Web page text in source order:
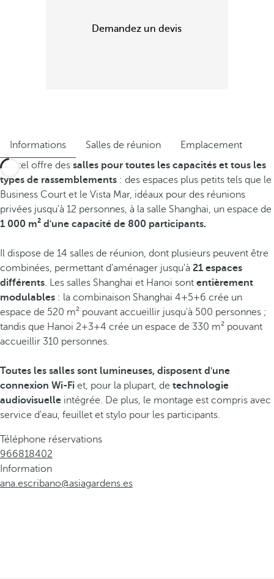
Demandez un devis
Informations Salles de réunion
Emplacement
L'hôtel offre des salles pour toutes les capacités et tous les
types de rassemblements : des espaces plus petits tels que le
Business Court et le Vista Mar, idéaux pour des réunions
privées jusqu'à 12 personnes, à la salle Shanghai, un espace de
1 000 m² d'une capacité de 800 participants.
Il dispose de 14 salles de réunion, dont plusieurs peuvent être
combinées, permettant d'aménager jusqu'à 21 espaces
différents. Les salles Shanghai et Hanoi sont entièrement
modulables : la combinaison Shanghai 4+5+6 crée un
espace de 520 m² pouvant accueillir jusqu'à 500 personnes ;
tandis que Hanoi 2+3+4 crée un espace de 330 m² pouvant
accueillir 310 personnes.
Toutes les salles sont lumineuses, disposent d'une
connexion Wi-Fi et, pour la plupart, de technologie
audiovisuelle intégrée. De plus, le montage est compris avec
service d'eau, feuillet et stylo pour les participants.
Téléphone réservations
966818402
Information
ana.escribano@asiagardens.es